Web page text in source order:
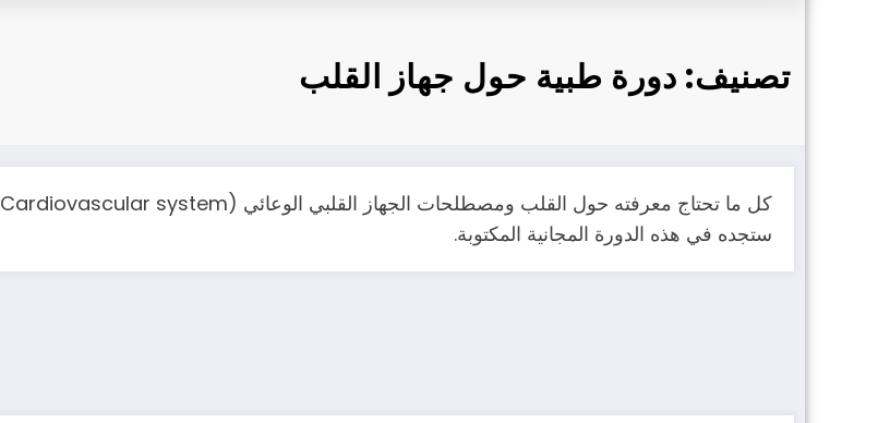
تصنيف: دورة طبية حول جهاز القلب
ستجده في هذه الدورة المجانية المكتوبة.